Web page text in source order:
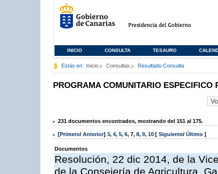
INICIO CONSULTA TESAURO
Estás en: Inicio Consultas Resultado Consulta
PROGRAMA COMUNITARIO ESPECIFICO
231 documentos encontrados, mostrando del 151 al 175.
[Primero/ Anterior] 3, 4, 5, 6, 7, 8, 9, 10 [ Siguiente/ Último ]
Documentos
Resolución, 22 dic 2014, de la